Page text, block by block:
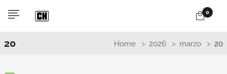
0
20 Home 2026 marzo 20